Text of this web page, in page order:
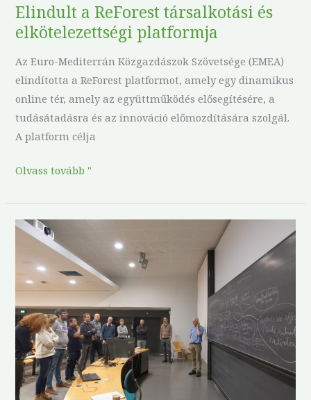
Elindult a ReForest társalkotási és
elkötelezettségi platformja
Az Euro-Mediterrán Közgazdászok Szövetsége (EMEA)
elindította a ReForest platformot, amely egy dinamikus
online tér, amely az együttműködés elősegítésére, a
tudásátadásra és az innováció előmozdítására szolgál.
A platform célja
Olvass tovább "
ReForest
és
WP4
találkozó:
Egy
lépés
előre
az
adatgyűjtésben